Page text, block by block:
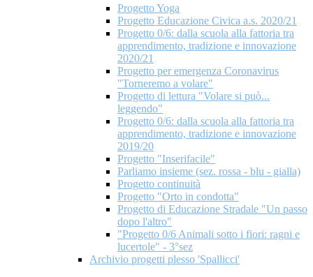
Progetto Yoga
Progetto Educazione Civica a.s. 2020/21
Progetto 0/6: dalla scuola alla fattoria tra
apprendimento, tradizione e innovazione
2020/21
Progetto per emergenza Coronavirus
"Torneremo a volare"
Progetto di lettura "Volare si può...
leggendo"
Progetto 0/6: dalla scuola alla fattoria tra
apprendimento, tradizione e innovazione
2019/20
Progetto "Inserifacile"
Parliamo insieme (sez. rossa - blu - gialla)
Progetto continuità
Progetto "Orto in condotta"
Progetto di Educazione Stradale "Un passo
dopo l'altro"
"Progetto 0/6 Animali sotto i fiori: ragni e
lucertole" - 3°sez
Archivio progetti plesso 'Spallicci'